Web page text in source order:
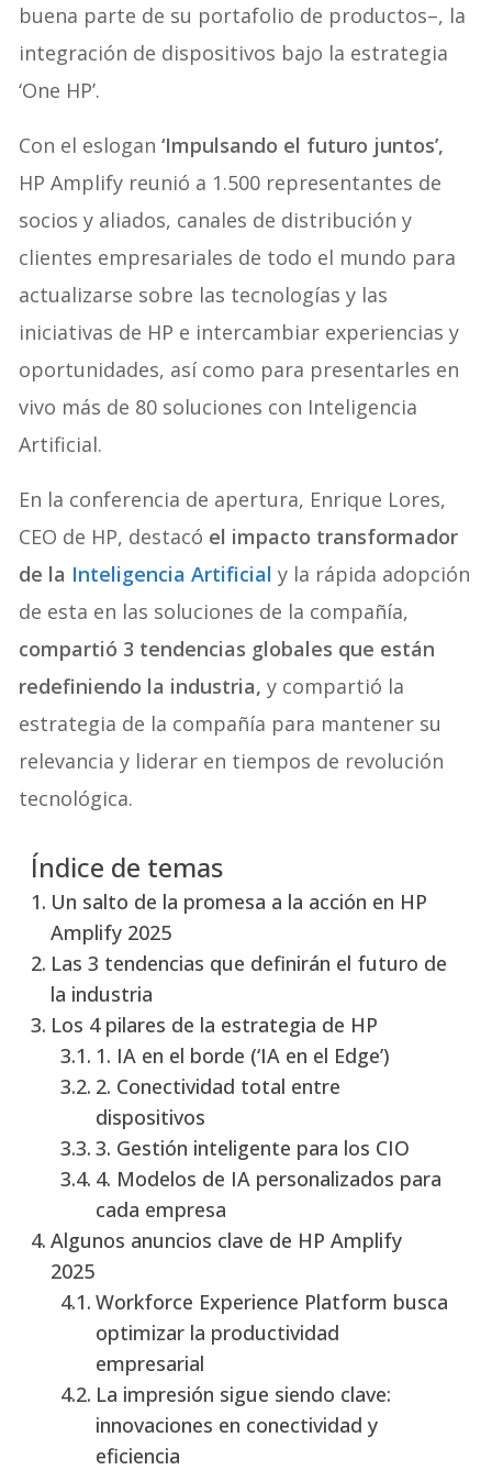
buena parte de su portafolio de productos–, la
integración de dispositivos bajo la estrategia
‘One HP’.
Con el eslogan‘Impulsando el futuro juntos’,
HP Amplify reunió a 1.500 representantes de
socios y aliados, canales de distribución y
clientes empresariales de todo el mundo para
actualizarse sobre las tecnologías y las
iniciativas de HP e intercambiar experiencias y
oportunidades, así como para presentarles en
vivo más de 80 soluciones con Inteligencia
Artificial.
En la conferencia de apertura, Enrique Lores,
CEO de HP, destacó el impacto transformador
de la Inteligencia Artificial y la rápida adopción
de esta en las soluciones de la compañía,
compartió 3 tendencias globales que están
redefiniendo la industria, y compartió la
estrategia de la compañía para mantener su
relevancia y liderar en tiempos de revolución
tecnológica.
Índice de temas
Un salto de la promesa a la acción en HP
Amplify 2025
Las 3 tendencias que definirán el futuro de
la industria
Los 4 pilares de la estrategia de HP
1. IA en el borde (‘IA en el Edge’)
2. Conectividad total entre
dispositivos
3. Gestión inteligente para los CIO
4. Modelos de IA personalizados para
cada empresa
Algunos anuncios clave de HP Amplify
2025
Workforce Experience Platform busca
optimizar la productividad
empresarial
La impresión sigue siendo clave:
innovaciones en conectividad y
eficiencia